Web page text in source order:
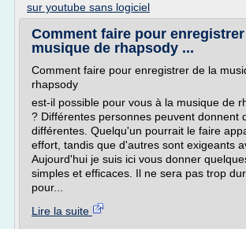
sur youtube sans logiciel
Comment faire pour
musique de rhapsody ...
Comment faire pour enregistrer de la
rhapsody
est-il possible pour vous à la musique de
? Différentes personnes peuvent donnent
différentes. Quelqu'un pourrait le faire
effort, tandis que d'autres sont exigeants
Aujourd'hui je suis ici vous donner
simples et efficaces. Il ne sera pas trop
pour...
Lire la suite